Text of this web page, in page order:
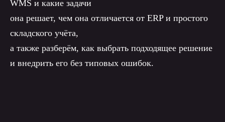
WMS и какие задачи
она решает, чем она отличается от ERP и простого
складского учёта,
а также разберём, как выбрать подходящее решение
и внедрить его без типовых ошибок.